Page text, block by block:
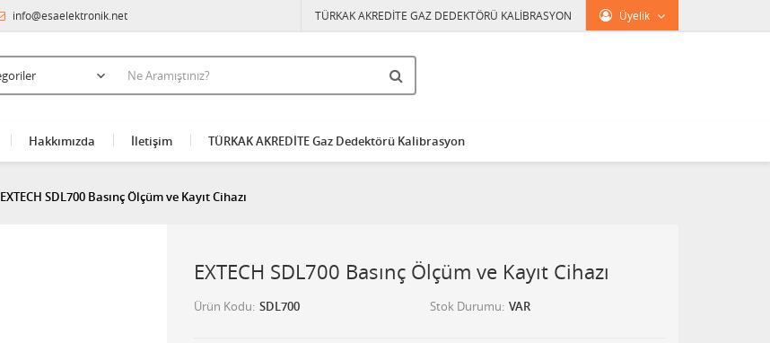
info@esaelektronik.net Üyelik
TÜRKAK AKREDİTE GAZ DEDEKTÖRÜ KALİBRASYON
Hakkımızda İletişim TÜRKAK AKREDİTE Gaz Dedektörü Kalibrasyon
EXTECH SDL700 Basınç Ölçüm ve Kayıt Cihazı
EXTECH SDL700 Basınç Ölçüm ve Kayıt Cihazı
Ürün Kodu SDL700 Stok Durumu VAR